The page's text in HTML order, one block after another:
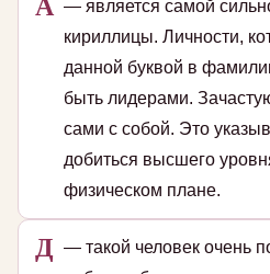
— является самой
кириллицы. Личности,
данной буквой в
быть лидерами.
сами с собой. Это
добиться высшего
физическом плане.
Д — такой человек очень